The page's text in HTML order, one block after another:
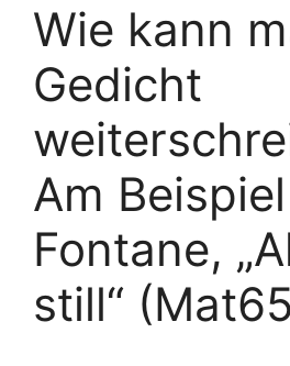
Wie kann
Gedicht
Am
Fontane,
still“